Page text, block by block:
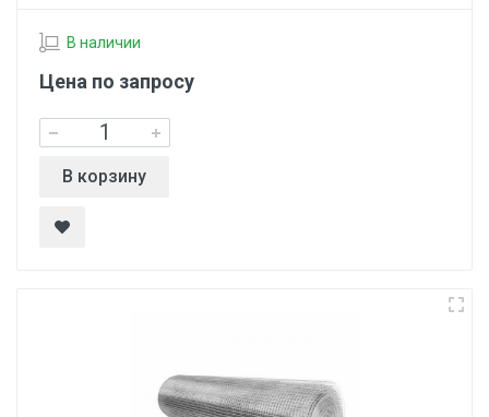
В наличии
Цена по запросу
В корзину